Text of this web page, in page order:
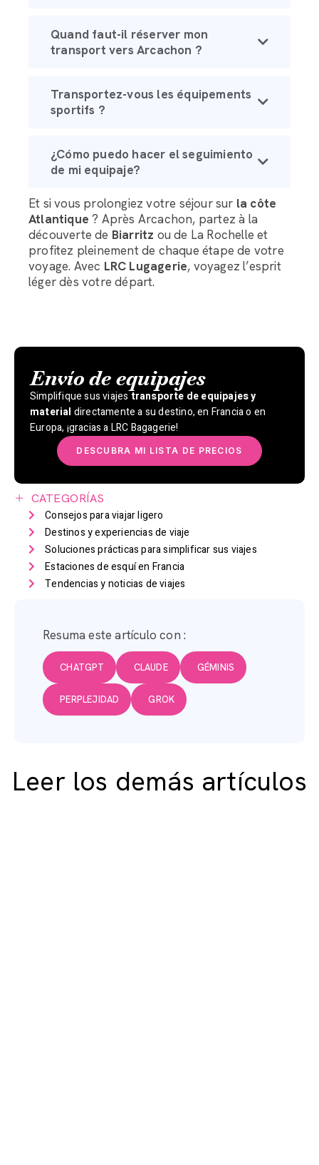
Quand faut-il réserver mon
transport vers Arcachon ?
Transportez-vous les équipements
sportifs ?
¿Cómo puedo hacer el seguimiento
de mi equipaje?
Et si vous prolongiez votre séjour sur la côte
Atlantique ? Après Arcachon, partez à la
découverte de Biarritz ou de La Rochelle et
profitez pleinement de chaque étape de votre
voyage. Avec LRC Lugagerie, voyagez l’esprit
léger dès votre départ.
Resuma este artículo con :
CHATGPT CLAUDE GÉMINIS
PERPLEJIDAD GROK
CATEGORÍAS
Consejos para viajar ligero
Destinos y experiencias de viaje
Soluciones prácticas para simplificar sus viajes
Estaciones de esquí en Francia
Tendencias y noticias de viajes
Envío de equipajes
Simplifique sus viajestransporte de equipajes y
material directamente a su destino, en Francia o en
Europa, ¡gracias a LRC Bagagerie!
DESCUBRA MI LISTA DE PRECIOS
Leer los demás artículos